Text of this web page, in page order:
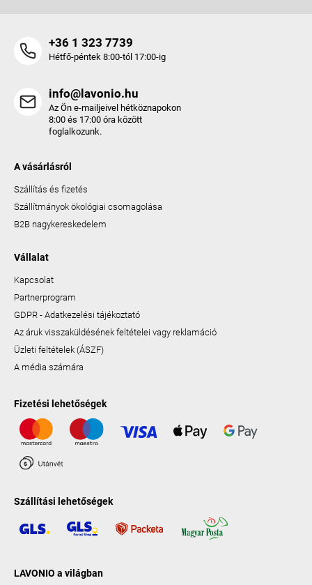
+36 1 323 7739
Hétfő-péntek 8:00-tól 17:00-ig
info@lavonio.hu
Az Ön e-mailjeivel hétköznapokon
8:00 és 17:00 óra között
foglalkozunk.
A vásárlásról
Szállítás és fizetés
Szállítmányok ökológiai csomagolása
B2B nagykereskedelem
Vállalat
Kapcsolat
Partnerprogram
GDPR - Adatkezelési tájékoztató
Az áruk visszaküldésének feltételei vagy reklamáció
Üzleti feltételek (ÁSZF)
A média számára
Fizetési lehetőségek
Szállítási lehetőségek
LAVONIO a világban